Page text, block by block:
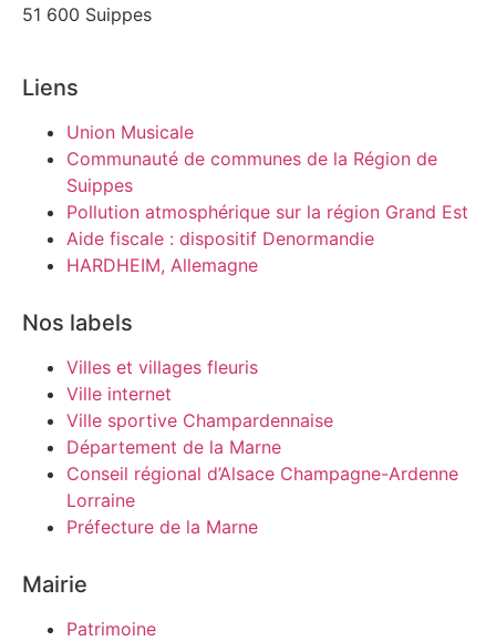
51 600 Suippes
Liens
Union Musicale
Communauté de communes de la Région de
Suippes
Pollution atmosphérique sur la région Grand Est
Aide fiscale : dispositif Denormandie
HARDHEIM, Allemagne
Nos labels
Villes et villages fleuris
Ville internet
Ville sportive Champardennaise
Département de la Marne
Conseil régional d’Alsace Champagne-Ardenne
Lorraine
Préfecture de la Marne
Mairie
Patrimoine